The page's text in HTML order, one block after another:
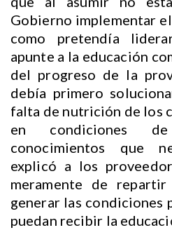
Gobierno implementar
como pretendía
apunte a la educación
del progreso de la
debía primero
falta de nutrición de los
en condiciones
conocimientos que
explicó a los
meramente de
generar las condiciones
puedan recibir la